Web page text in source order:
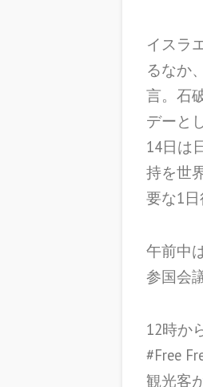
イスラ
るなか
言。石
デーと
14日は
持を世
要な1日
午前中
参国会
12時か
#Free
観光客